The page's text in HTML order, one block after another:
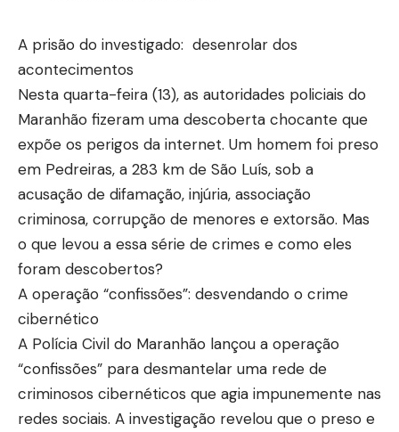
A prisão do investigado: desenrolar dos
acontecimentos
Nesta quarta-feira (13), as autoridades policiais do
Maranhão fizeram uma descoberta chocante que
expõe os perigos da internet. Um homem foi preso
em Pedreiras, a 283 km de São Luís, sob a
acusação de difamação, injúria, associação
criminosa, corrupção de menores e extorsão. Mas
o que levou a essa série de crimes e como eles
foram descobertos?
A operação “confissões”: desvendando o crime
cibernético
A Polícia Civil do Maranhão lançou a operação
“confissões” para desmantelar uma rede de
criminosos cibernéticos que agia impunemente nas
redes sociais. A investigação revelou que o preso e